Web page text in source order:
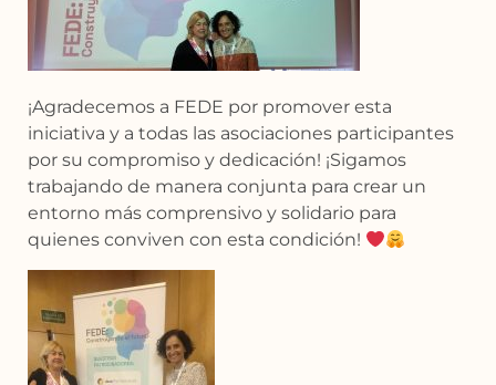
¡Agradecemos a FEDE por promover esta
iniciativa y a todas las asociaciones participantes
por su compromiso y dedicación! ¡Sigamos
trabajando de manera conjunta para crear un
entorno más comprensivo y solidario para
quienes conviven con esta condición!